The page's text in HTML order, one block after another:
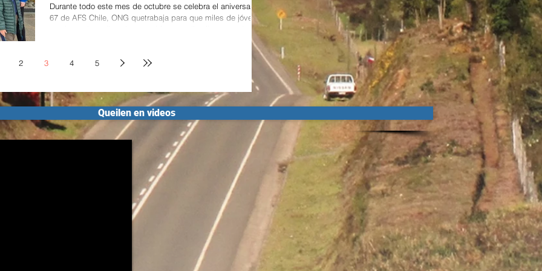
Durante todo este mes de octubre se celebra el aniversario
67 de AFS Chile, ONG quetrabaja para que miles de jóvenes
40 países. En esta ocasión, el comité local de AFS Castro
saludos de ex participantes. Entre las actividades
recopilarsaludos en video de ex participantes chilenos que
hayan viajado fuera y ext
2 3 4 5
Queilen en videos